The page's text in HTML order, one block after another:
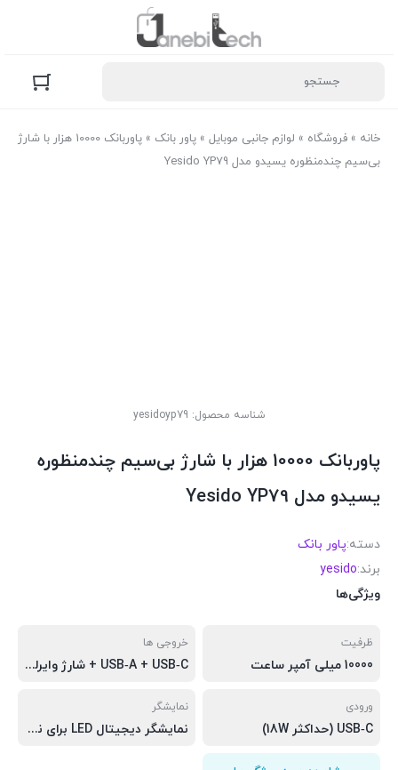
خانه » فروشگاه » لوازم جانبی موبایل » پاور بانک »
پاوربانک 10000 هزار با شارژ
بی‌سیم چندمنظوره یسیدو مدل Yesido YP79
شناسه محصول: yesidoyp79
پاوربانک 10000 هزار با شارژ بی‌سیم چندمنظوره
یسیدو مدل Yesido YP79
دسته:پاور بانک
برند:yesido
ویژگی‌ها
ظرفیت
10000 میلی آمپر ساعت
خروجی ها
USB‑A + USB‑C + شارژ وایرلس مغناطیسی + شارژ وایرلس ساعت
ورودی
USB‑C (حداکثر 18W)
نمایشگر
نمایشگر دیجیتال LED برای نمایش درصد شارژ